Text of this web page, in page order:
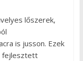
lőszerek,
is jusson. Ezek
fejlesztett